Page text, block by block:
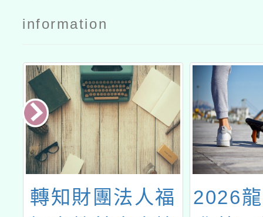
information
轉知財團法人福
2026